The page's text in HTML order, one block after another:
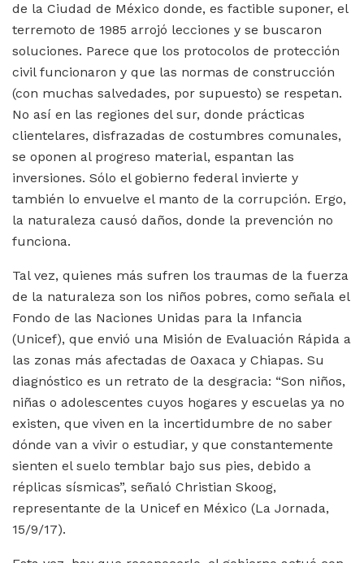
de la Ciudad de México donde, es factible suponer, el
terremoto de 1985 arrojó lecciones y se buscaron
soluciones. Parece que los protocolos de protección
civil funcionaron y que las normas de construcción
(con muchas salvedades, por supuesto) se respetan.
No así en las regiones del sur, donde prácticas
clientelares, disfrazadas de costumbres comunales,
se oponen al progreso material, espantan las
inversiones. Sólo el gobierno federal invierte y
también lo envuelve el manto de la corrupción. Ergo,
la naturaleza causó daños, donde la prevención no
funciona.
Tal vez, quienes más sufren los traumas de la fuerza
de la naturaleza son los niños pobres, como señala el
Fondo de las Naciones Unidas para la Infancia
(Unicef), que envió una Misión de Evaluación Rápida a
las zonas más afectadas de Oaxaca y Chiapas. Su
diagnóstico es un retrato de la desgracia: “Son niños,
niñas o adolescentes cuyos hogares y escuelas ya no
existen, que viven en la incertidumbre de no saber
dónde van a vivir o estudiar, y que constantemente
sienten el suelo temblar bajo sus pies, debido a
réplicas sísmicas”, señaló Christian Skoog,
representante de la Unicef en México (La Jornada,
15/9/17).